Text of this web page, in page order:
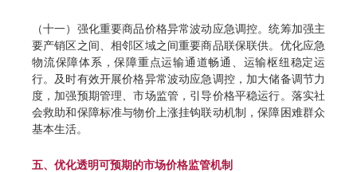
（十一）强化重要商品价格异常波动应急调控。统筹加强主
要产销区之间、相邻区域之间重要商品联保联供。优化应急
物流保障体系，保障重点运输通道畅通、运输枢纽稳定运
行。及时有效开展价格异常波动应急调控，加大储备调节力
度，加强预期管理、市场监管，引导价格平稳运行。落实社
会救助和保障标准与物价上涨挂钩联动机制，保障困难群众
基本生活。
五、优化透明可预期的市场价格监管机制